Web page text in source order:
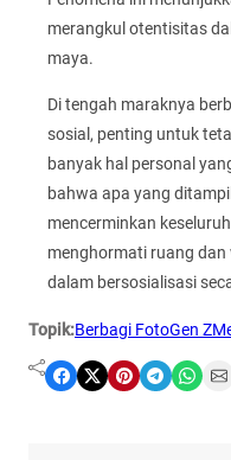
merangkul otentisitas
maya.
Di tengah maraknya
sosial, penting untuk
banyak hal personal
bahwa apa yang
mencerminkan
menghormati ruang
dalam bersosialisasi
Topik:Berbagi FotoGen Z
Share on Facebook Share on X Share on Pinterest Share on Telegram Share on WhatsApp Share on Email